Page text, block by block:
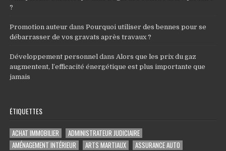
?
Promotion auteur dansPourquoi utiliser des bennes pour se
débarrasser de vos gravats après travaux ?
Développement personnel dans Alors que les prix du gaz
augmentent, l’efficacité énergétique est plus importante que
jamais
ÉTIQUETTES
ACHAT IMMOBILIER
ADMINISTRATEUR JUDICIAIRE
AMÉNAGEMENT INTÉRIEUR
ARTS MARTIAUX
ASSURANCE AUTO